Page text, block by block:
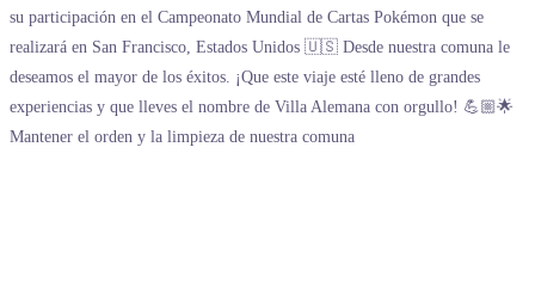
Mantener el orden y la limpieza de nuestra comuna